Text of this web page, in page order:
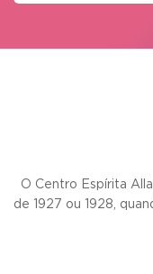
O Centro Espírita
de 1927 ou 1928,